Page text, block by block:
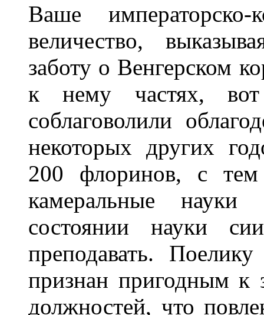
Ваше императорско-
величество,
заботу о Венгерском
к нему частях,
соблаговолили
некоторых других
200 флоринов, с
камеральные
состоянии науки
преподавать.
признан пригодным к
должностей, что